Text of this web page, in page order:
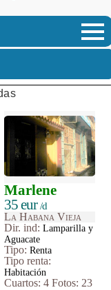
Marlene
35 eur/d
La Habana Vieja
Dir. ind:Lamparilla y
Aguacate
Tipo:Renta
Tipo renta:
Habitación
Cuartos: 4 Fotos: 23